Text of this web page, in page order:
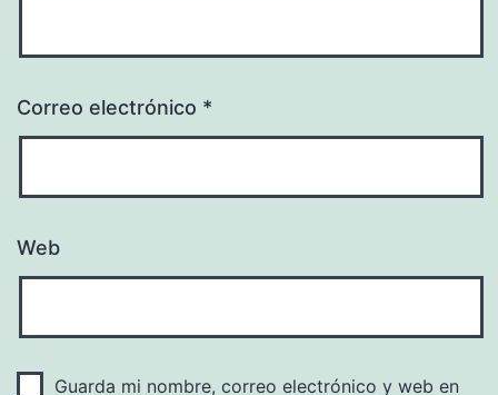
Correo electrónico *
Web
Guarda mi nombre, correo electrónico y web en